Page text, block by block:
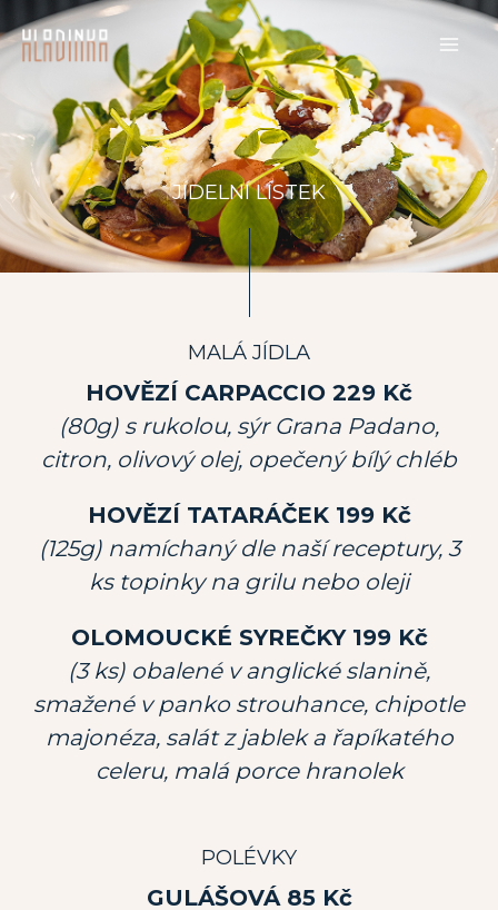
Přeskočit
na
JÍDELNÍ LÍSTEK
MALÁ JÍDLA
HOVĚZÍ CARPACCIO 229 Kč
(80g) s rukolou, sýr Grana Padano,
citron, olivový olej, opečený bílý chléb
HOVĚZÍ TATARÁČEK 199 Kč
(125g) namíchaný dle naší receptury, 3
ks topinky na grilu nebo oleji
OLOMOUCKÉ SYREČKY 199 Kč
(3 ks) obalené v anglické slanině,
smažené v panko strouhance, chipotle
majonéza, salát z jablek a řapíkatého
celeru, malá porce hranolek
POLÉVKY
GULÁŠOVÁ 85 Kč